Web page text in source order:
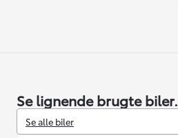
Se lignende brugte biler.
Se alle biler